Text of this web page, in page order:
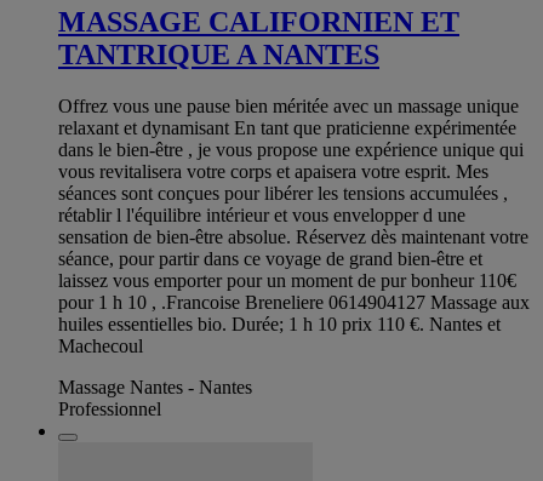
MASSAGE CALIFORNIEN ET
TANTRIQUE A NANTES
Offrez vous une pause bien méritée avec un massage unique
relaxant et dynamisant En tant que praticienne expérimentée
dans le bien-être , je vous propose une expérience unique qui
vous revitalisera votre corps et apaisera votre esprit. Mes
séances sont conçues pour libérer les tensions accumulées ,
rétablir l l'équilibre intérieur et vous envelopper d une
sensation de bien-être absolue. Réservez dès maintenant votre
séance, pour partir dans ce voyage de grand bien-être et
laissez vous emporter pour un moment de pur bonheur 110€
pour 1 h 10 , .Francoise Breneliere 0614904127 Massage aux
huiles essentielles bio. Durée; 1 h 10 prix 110 €. Nantes et
Machecoul
Massage Nantes - Nantes
Professionnel